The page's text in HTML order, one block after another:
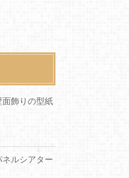
飾りの型紙
ルシアター